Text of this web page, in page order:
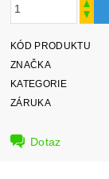
KÓD PRODUKTU
ZNAČKA
KATEGORIE
ZÁRUKA
Dotaz